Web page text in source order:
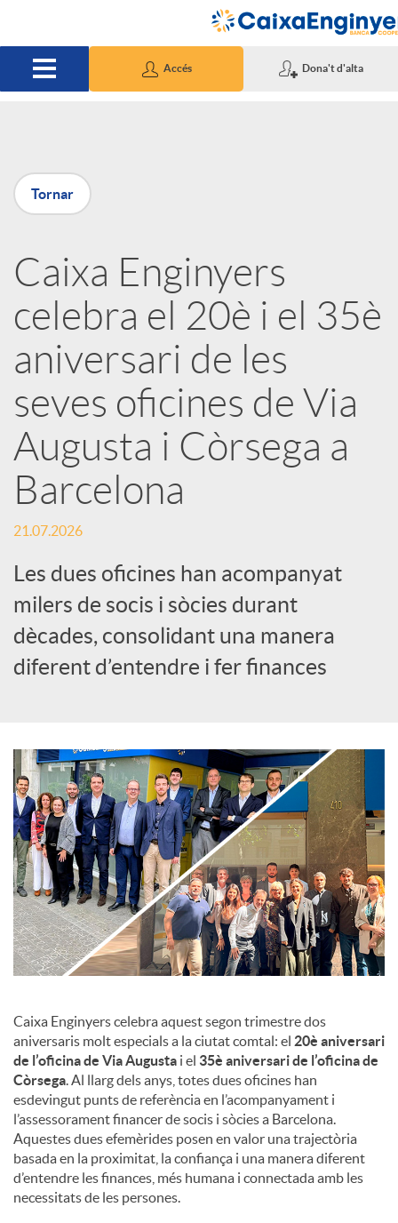
Accés Dona't d'alta
P
u
b
l
i
c
a
d
o
r
e
c
o
n
t
i
n
g
Tornar
Caixa Enginyers
celebra el 20è i el 35è
aniversari de les
seves oficines de Via
Augusta i Còrsega a
Barcelona
21.07.2026
Les dues oficines han acompanyat
milers de socis i sòcies durant
dècades, consolidant una manera
diferent d’entendre i fer finances
Caixa Enginyers celebra aquest segon trimestre dos
aniversaris molt especials a la ciutat comtal: el 20è aniversari
de l’oficina de Via Augusta i el 35è aniversari de l’oficina de
Còrsega. Al llarg dels anys, totes dues oficines han
esdevingut punts de referència en l’acompanyament i
l’assessorament financer de socis i sòcies a Barcelona.
Aquestes dues efemèrides posen en valor una trajectòria
basada en la proximitat, la confiança i una manera diferent
d’entendre les finances, més humana i connectada amb les
necessitats de les persones.